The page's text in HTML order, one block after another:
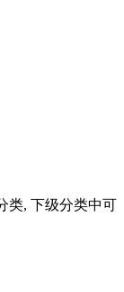
类, 下级分类中可